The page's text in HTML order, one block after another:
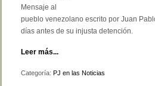
Mensaje al
pueblo venezolano escrito por Juan
días antes de su injusta detención.
Leer más...
Categoría: PJ en las Noticias